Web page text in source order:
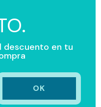
descuento en tu